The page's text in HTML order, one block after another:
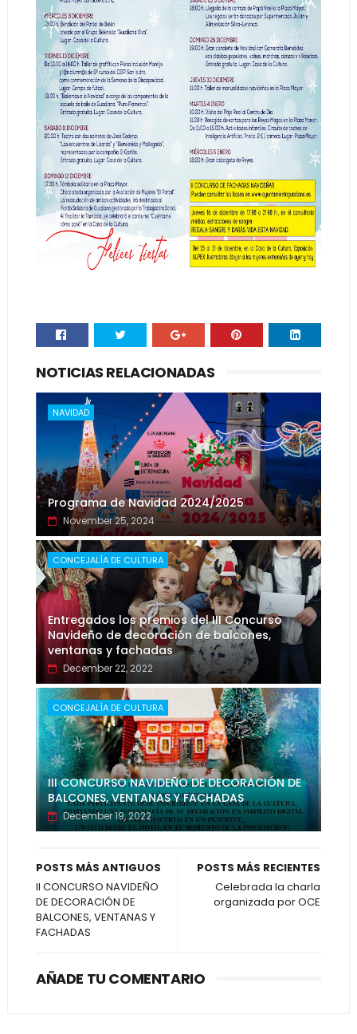
NOTICIAS RELACIONADAS
NAVIDAD
Programa de Navidad 2024/2025
November 25, 2024
CONCEJALÍA DE CULTURA
Entregados los premios del III Concurso
Navideño de decoración de balcones,
ventanas y fachadas
December 22, 2022
CONCEJALÍA DE CULTURA
III CONCURSO NAVIDEÑO DE DECORACIÓN DE
BALCONES, VENTANAS Y FACHADAS
December 19, 2022
POSTS MÁS RECIENTES
Celebrada la charla
organizada por OCE
POSTS MÁS ANTIGUOS
II CONCURSO NAVIDEÑO
DE DECORACIÓN DE
BALCONES, VENTANAS Y
FACHADAS
AÑADE TU COMENTARIO